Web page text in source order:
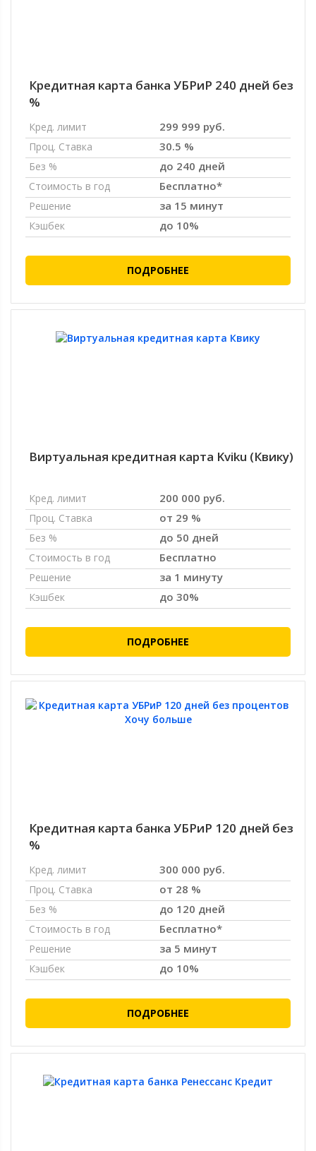
Кредитная карта банка УБРиР 240 дней без
%
Кред. лимит 299 999 руб.
Проц. Ставка 30.5 %
Без % до 240 дней
Стоимость в год Бесплатно*
Решение за 15 минут
Кэшбек до 10%
ПОДРОБНЕЕ
Виртуальная кредитная карта Kviku (Квику)
Кред. лимит 200 000 руб.
Проц. Ставка от 29 %
Без % до 50 дней
Стоимость в год Бесплатно
Решение за 1 минуту
Кэшбек до 30%
ПОДРОБНЕЕ
Кредитная карта банка УБРиР 120 дней без
%
Кред. лимит 300 000 руб.
Проц. Ставка от 28 %
Без % до 120 дней
Стоимость в год Бесплатно*
Решение за 5 минут
Кэшбек до 10%
ПОДРОБНЕЕ